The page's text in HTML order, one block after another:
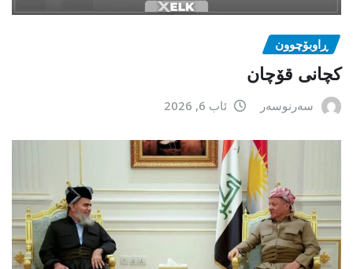
ڕاوبۆچوون
کچانی قۆچان
سەرنوسەر ئاب 6, 2026